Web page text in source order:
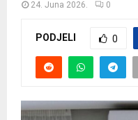
24. Juna 2026. 0
PODJELI 0